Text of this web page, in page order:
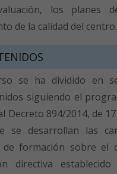
los planes
de la calidad del centro.
se ha dividido en
siguiendo el
Decreto 894/2014, de
se desarrollan las
de formación sobre el
directiva